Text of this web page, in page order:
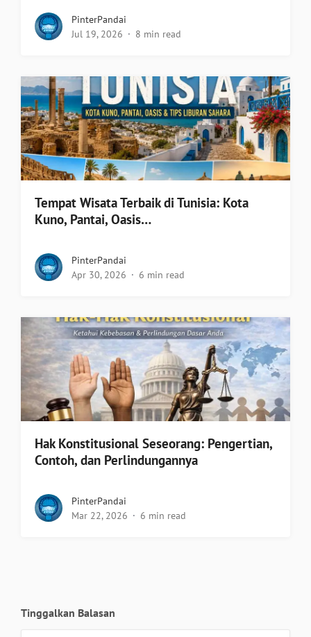
PinterPandai
Jul 19, 2026
8 min read
Tempat Wisata Terbaik di Tunisia: Kota
Kuno, Pantai, Oasis…
PinterPandai
Apr 30, 2026
6 min read
Hak Konstitusional Seseorang: Pengertian,
Contoh, dan Perlindungannya
PinterPandai
Mar 22, 2026
6 min read
Tinggalkan Balasan